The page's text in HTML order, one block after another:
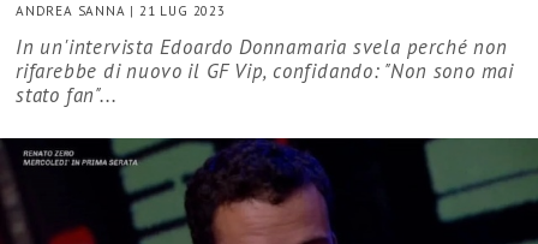
ANDREA SANNA |21 LUG 2023
In un'intervista Edoardo Donnamaria svela perché non
rifarebbe di nuovo il GF Vip, confidando: "Non sono mai
stato fan"...